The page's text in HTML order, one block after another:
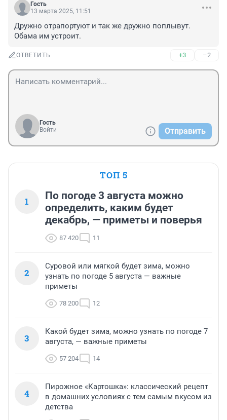
Гость
13 марта 2025, 11:51
Дружно отрапортуют и так же дружно поплывут.
Обама им устроит.
ОТВЕТИТЬ +3 –2
Гость
Войти
Отправить
ТОП 5
1
По погоде 3 августа можно
определить, каким будет
декабрь, — приметы и поверья
87 420 11
2
Суровой или мягкой будет зима, можно
узнать по погоде 5 августа — важные
приметы
78 200 12
3
Какой будет зима, можно узнать по погоде 7
августа, — важные приметы
57 204 14
4
Пирожное «Картошка»: классический рецепт
в домашних условиях с тем самым вкусом из
детства